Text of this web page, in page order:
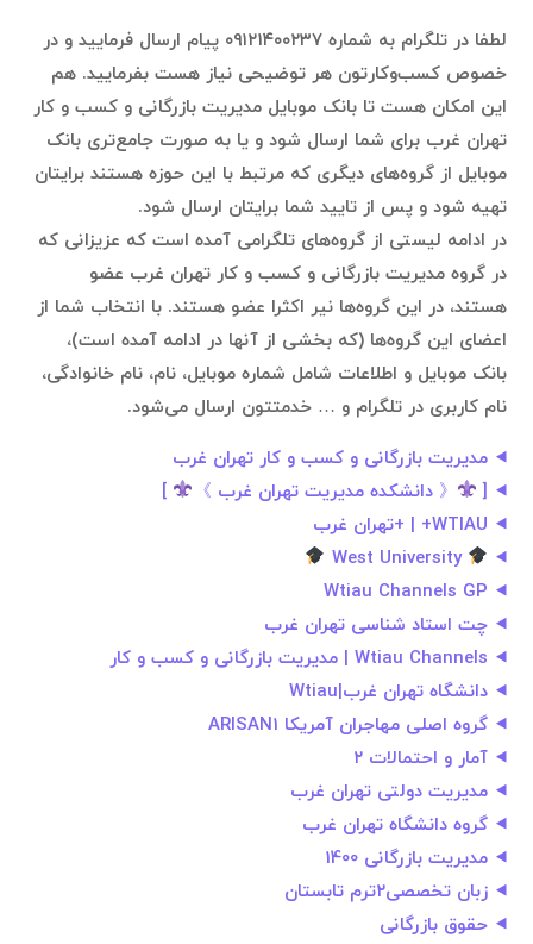
لطفا در تلگرام به شماره ۰۹۱۲۱۴۰۰۲۳۷ پیام ارسال فرمایید و در
خصوص کسب‌وکارتون هر توضیحی نیاز هست بفرمایید. هم
این امکان هست تا بانک موبایل مدیریت بازرگانی و کسب و کار
تهران غرب برای شما ارسال شود و یا به صورت جامع‌تری بانک
موبایل از گروه‌های دیگری که مرتبط با این حوزه هستند برایتان
تهیه شود و پس از تایید شما برایتان ارسال شود.
در ادامه لیستی از گروه‌های تلگرامی آمده است که عزیزانی که
در گروه مدیریت بازرگانی و کسب و کار تهران غرب عضو
هستند، در این گروه‌ها نیر اکثرا عضو هستند. با انتخاب شما از
اعضای این گروه‌ها (که بخشی از آنها در ادامه آمده است)،
بانک موبایل و اطلاعات شامل شماره موبایل، نام، نام خانوادگی،
نام کاربری در تلگرام و … خدمتتون ارسال می‌شود.
مدیریت بازرگانی و کسب و کار تهران غرب
[
《 دانشکده مدیریت تهران غرب 》
]
WTIAU+ | +تهران غرب
West University
Wtiau Channels GP
چت استاد شناسی تهران غرب
Wtiau Channels | مدیریت بازرگانی و کسب و کار
دانشگاه تهران غرب|Wtiau
گروه اصلی مهاجران آمریکا ARISAN1
آمار و احتمالات ۲
مدیریت دولتی تهران غرب
گروه دانشگاه تهران غرب
مدیریت بازرگانی 1400
زبان تخصصی۲ترم تابستان
حقوق بازرگانی